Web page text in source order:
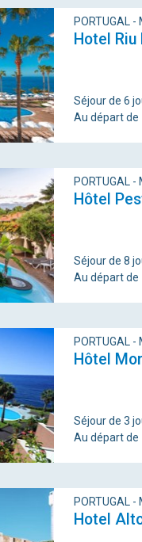
PORTUGAL -
Hotel
Séjour de 6
Au départ de
PORTUGAL -
Hôtel
Séjour de 8
Au départ de
PORTUGAL -
Hôtel
Séjour de 3
Au départ de
PORTUGAL -
Hotel